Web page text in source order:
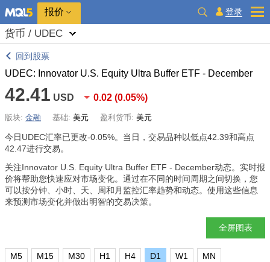
报价 登录
货币 / UDEC
回到股票
UDEC: Innovator U.S. Equity Ultra Buffer ETF - December
42.41 USD 0.02 (0.05%)
版块: 金融 基础: 美元 盈利货币: 美元
今日UDEC汇率已更改-0.05%。当日，交易品种以低点42.39和高点
42.47进行交易。
关注Innovator U.S. Equity Ultra Buffer ETF - December动态。实时报
价将帮助您快速应对市场变化。通过在不同的时间周期之间切换，您
可以按分钟、小时、天、周和月监控汇率趋势和动态。使用这些信息
来预测市场变化并做出明智的交易决策。
全屏图表
M5 M15 M30 H1 H4 D1 W1 MN